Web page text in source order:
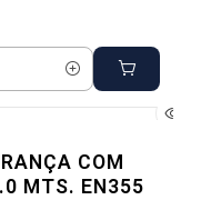
COM
MTS. EN355